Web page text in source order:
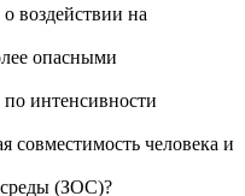
воздействии на
опасными
интенсивности
совместимость человека и
(ЗОС)?